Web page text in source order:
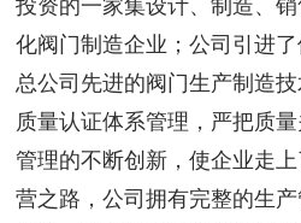
投资的一家集设计、制造、
化阀门制造企业；公司引进
总公司先进的阀门生产制造
质量认证体系管理，严把质
管理的不断创新，使企业走
营之路，公司拥有完整的生